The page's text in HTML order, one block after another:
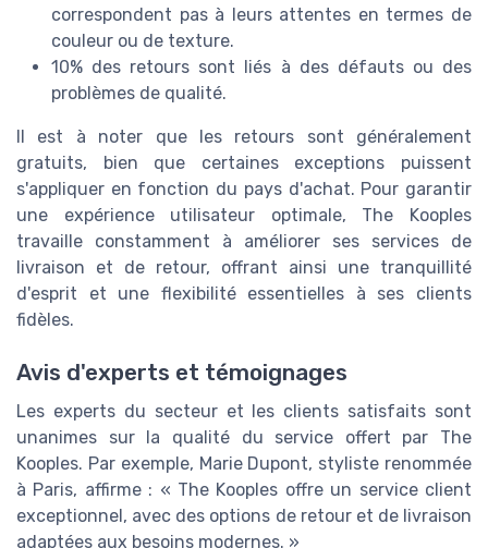
correspondent pas à leurs attentes en termes de
couleur ou de texture.
10% des retours sont liés à des défauts ou des
problèmes de qualité.
Il est à noter que les retours sont généralement
gratuits, bien que certaines exceptions puissent
s'appliquer en fonction du pays d'achat. Pour garantir
une expérience utilisateur optimale, The Kooples
travaille constamment à améliorer ses services de
livraison et de retour, offrant ainsi une tranquillité
d'esprit et une flexibilité essentielles à ses clients
fidèles.
Avis d'experts et témoignages
Les experts du secteur et les clients satisfaits sont
unanimes sur la qualité du service offert par The
Kooples. Par exemple, Marie Dupont, styliste renommée
à Paris, affirme : « The Kooples offre un service client
exceptionnel, avec des options de retour et de livraison
adaptées aux besoins modernes. »